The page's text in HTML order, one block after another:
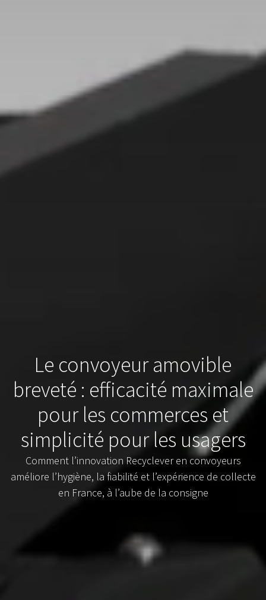
Le convoyeur amovible
breveté : efficacité maximale
pour les commerces et
simplicité pour les usagers
Comment l’innovation Recyclever en convoyeurs
améliore l’hygiène, la fiabilité et l’expérience de collecte
en France, à l’aube de la consigne